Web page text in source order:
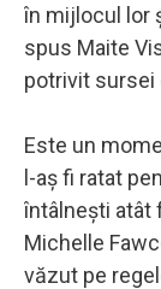
în mijlocul lor
spus Maite
potrivit sursei
Este un
l-aş fi ratat
întâlneşti atât
Michelle
văzut pe